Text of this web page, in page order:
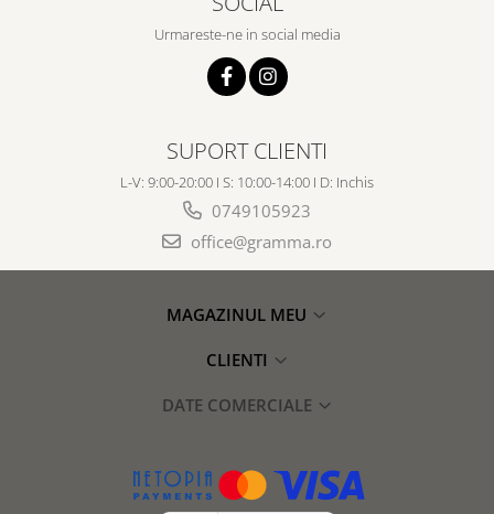
Urmareste-ne in social media
SUPORT CLIENTI
L-V: 9:00-20:00 I S: 10:00-14:00 I D: Inchis
0749105923
office@gramma.ro
MAGAZINUL MEU
CLIENTI
DATE COMERCIALE